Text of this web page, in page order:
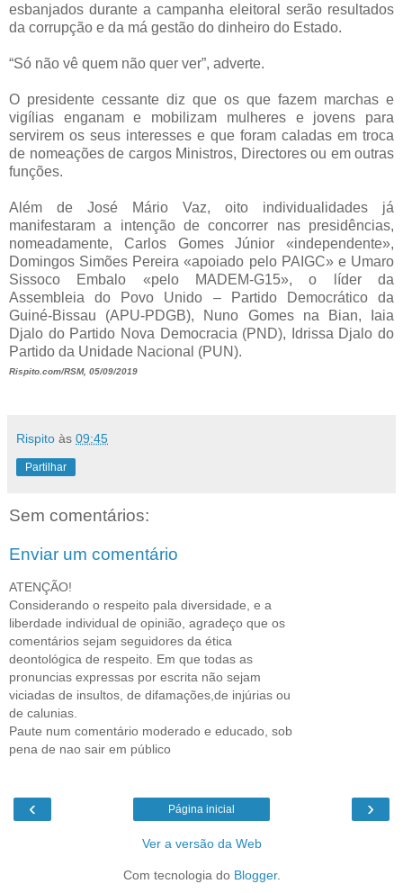
esbanjados durante a campanha eleitoral serão resultados
da corrupção e da má gestão do dinheiro do Estado.
“Só não vê quem não quer ver”, adverte.
O presidente cessante diz que os que fazem marchas e
vigílias enganam e mobilizam mulheres e jovens para
servirem os seus interesses e que foram caladas em troca
de nomeações de cargos Ministros, Directores ou em outras
funções.
Além de José Mário Vaz, oito individualidades já
manifestaram a intenção de concorrer nas presidências,
nomeadamente, Carlos Gomes Júnior «independente»,
Domingos Simões Pereira «apoiado pelo PAIGC» e Umaro
Sissoco Embalo «pelo MADEM-G15», o líder da
Assembleia do Povo Unido – Partido Democrático da
Guiné-Bissau (APU-PDGB), Nuno Gomes na Bian, Iaia
Djalo do Partido Nova Democracia (PND), Idrissa Djalo do
Partido da Unidade Nacional (PUN).
Rispito.com/RSM, 05/09/2019
Rispito às 09:45
Partilhar
Sem comentários:
Enviar um comentário
ATENÇÃO!
Considerando o respeito pala diversidade, e a
liberdade individual de opinião, agradeço que os
comentários sejam seguidores da ética
deontológica de respeito. Em que todas as
pronuncias expressas por escrita não sejam
viciadas de insultos, de difamações,de injúrias ou
de calunias.
Paute num comentário moderado e educado, sob
pena de nao sair em público
‹ ›
Página inicial
Ver a versão da Web
Com tecnologia do Blogger.